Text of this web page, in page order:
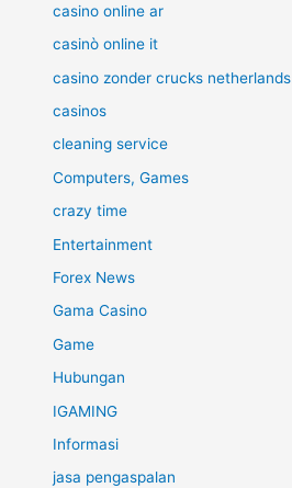
casino online ar
casinò online it
casino zonder crucks netherlands
casinos
cleaning service
Computers, Games
crazy time
Entertainment
Forex News
Gama Casino
Game
Hubungan
IGAMING
Informasi
jasa pengaspalan